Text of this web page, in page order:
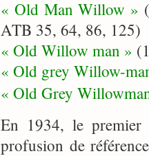
« Old Man Willow »
ATB 35, 64, 86, 125)
« Old Willow man »
« Old grey Willow-
« Old Grey
En 1934, le premier
profusion de